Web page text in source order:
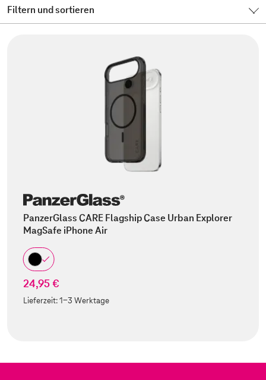
Filtern und sortieren
PanzerGlass CARE Flagship Case Urban Explorer
MagSafe iPhone Air
24,95 €
Lieferzeit:1-3 Werktage